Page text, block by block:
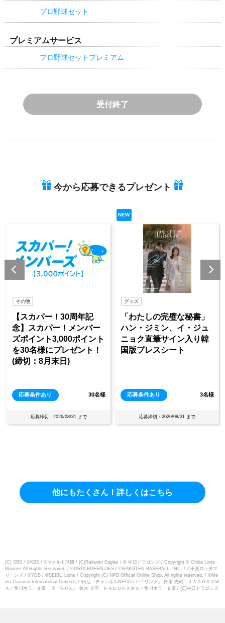
プロ野球セット
プレミアムサービス
プロ野球セットプレミアム
受付終了
今から応募できるプレゼント
年記
ンバー
ポイント
ント！
30名様
「わたしの完璧な秘書」
ハン・ジミン、イ・ジュ
ニョク直筆サイン入り韓
国版プレスシート
応募条件あり 3名様
応募締切：2026/08/31 まで
《KBS World開
年》×《スカパー
年記念》 「ミュ
バンク」観覧チ
応募条件あり
応募締切：2026/08/
他にもたくさん！詳しくはこちら
(C) SBS / ©KBS / ©ヤクルト球団 / (C)Rakuten Eagles / © 中日ドラゴンズ / Copyright © Chiba Lotte
Marines All Rights Reserved. / ©ORIX BUFFALOES / ©RAKUTEN BASEBALL, INC. / ©千葉ロッテマ
リーンズ / ©YDB / ©SEIBU Lions / Copyright (C) NPB Official Online Shop. All rights reserved. / ©Me
dia Caravan International Limited / ©日活・チャンネルNECO / ©『リング』 鈴木 光司 ＫＡＤＯＫＡＷ
Ａ／角川ホラー文庫 ©『らせん』 鈴木 光司 ＫＡＤＯＫＡＷＡ／角川ホラー文庫 / (C)中日ドラゴンズ